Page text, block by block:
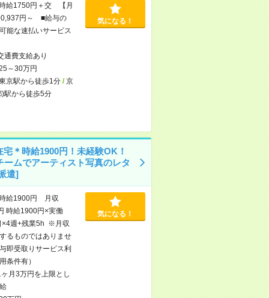
給1750円＋交 【月
円～ ■給与の
能な速払いサービス
通費支給あり
～30万円
京駅から徒歩1分/京
駅から徒歩5分
気になる！
宅＊時給1900円！未経験OK！
ームでアーティスト写真のレタ
遣]
給1900円 月収
時給1900円×実働
×4週+残業5h ※月収
るものではありませ
即受取りサービス利
条件有）
月3万円を上限とし
気になる！